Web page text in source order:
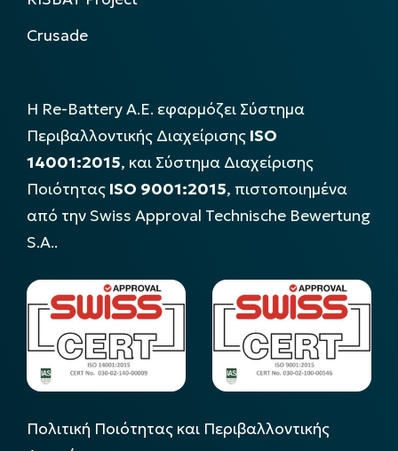
Crusade
Η Re-Battery Α.Ε. εφαρμόζει Σύστημα
Περιβαλλοντικής Διαχείρισης ISO
14001:2015, και Σύστημα Διαχείρισης
Ποιότητας ISO 9001:2015, πιστοποιημένα
από την Swiss Approval Technische Bewertung
S.A..
Πολιτική Ποιότητας και Περιβαλλοντικής